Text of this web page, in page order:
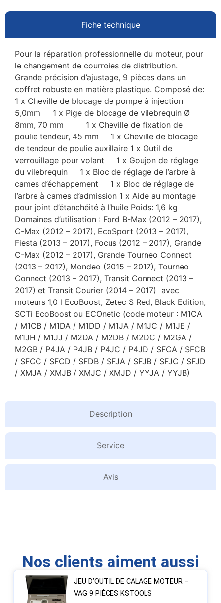
Fiche technique
Description
Service
Avis
Pour la réparation professionnelle du moteur, pour
le changement de courroies de distribution.
Grande précision d’ajustage, 9 pièces dans un
coffret robuste en matière plastique. Composé de:
1 x Cheville de blocage de pompe à injection
5,0mm 1 x Pige de blocage de vilebrequin Ø
8mm, 70 mm 1 x Cheville de fixation de
poulie tendeur, 45 mm 1 x Cheville de blocage
de tendeur de poulie auxillaire 1 x Outil de
verrouillage pour volant 1 x Goujon de réglage
du vilebrequin 1 x Bloc de réglage de l’arbre à
cames d’échappement 1 x Bloc de réglage de
l’arbre à cames d’admission 1 x Aide au montage
pour joint d’étanchéité à l’huile Poids: 1,6 kg
Domaines d’utilisation : Ford B-Max (2012 – 2017),
C-Max (2012 – 2017), EcoSport (2013 – 2017),
Fiesta (2013 – 2017), Focus (2012 – 2017), Grande
C-Max (2012 – 2017), Grande Tourneo Connect
(2013 – 2017), Mondeo (2015 – 2017), Tourneo
Connect (2013 – 2017), Transit Connect (2013 –
2017) et Transit Courier (2014 – 2017) avec
moteurs 1,0 l EcoBoost, Zetec S Red, Black Edition,
SCTi EcoBoost ou ECOnetic (code moteur : M1CA
/ M1CB / M1DA / M1DD / M1JA / M1JC / M1JE /
M1JH / M1JJ / M2DA / M2DB / M2DC / M2GA /
M2GB / P4JA / P4JB / P4JC / P4JD / SFCA / SFCB
/ SFCC / SFCD / SFDB / SFJA / SFJB / SFJC / SFJD
/ XMJA / XMJB / XMJC / XMJD / YYJA / YYJB)
Nos clients aiment aussi
JEU D’OUTIL DE CALAGE MOTEUR –
VAG 9 PIÈCES KSTOOLS